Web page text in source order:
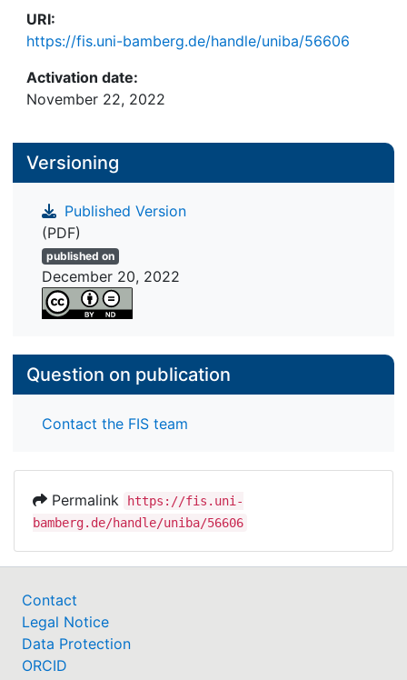
URI:
https://fis.uni-bamberg.de/handle/uniba/56606
Activation date:
November 22, 2022
Versioning
Published Version
(PDF)
published on
December 20, 2022
Question on publication
Contact the FIS team
Permalink
https://fis.uni-
bamberg.de/handle/uniba/56606
Contact
Legal Notice
Data Protection
ORCID